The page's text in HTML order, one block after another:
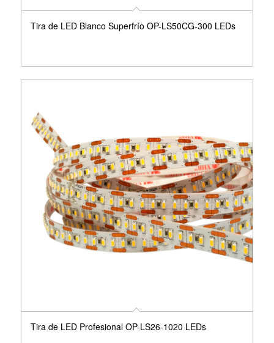
Tira de LED Blanco Superfrío OP-LS50CG-300 LEDs
Tira de LED Profesional OP-LS26-1020 LEDs